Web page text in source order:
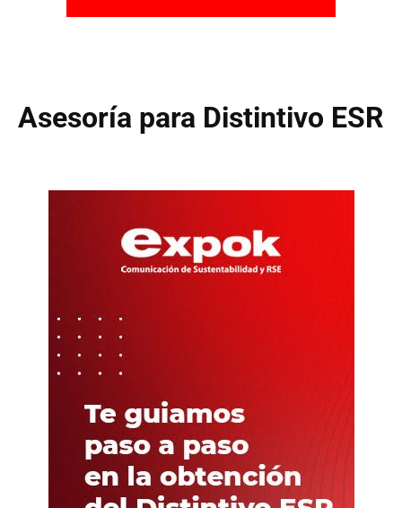
Asesoría para Distintivo ESR